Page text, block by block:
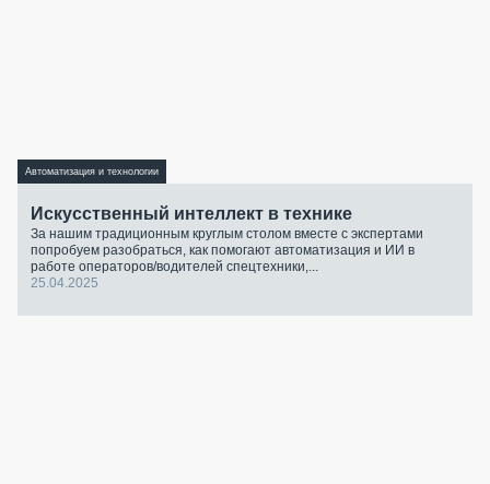
Автоматизация и технологии
Искусственный интеллект в технике
За нашим традиционным круглым столом вместе с экспертами
попробуем разобраться, как помогают автоматизация и ИИ в
работе операторов/водителей спецтехники,...
25.04.2025